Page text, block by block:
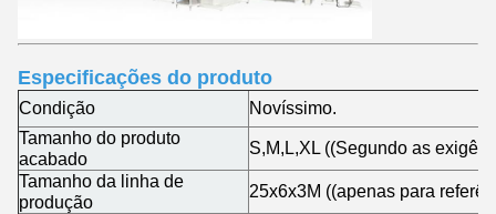
Especificações do produto
Condição
Novíssimo.
Tamanho do produto
acabado
S,M,L,XL ((Segundo as
Tamanho da linha de
produção
25x6x3M ((apenas para